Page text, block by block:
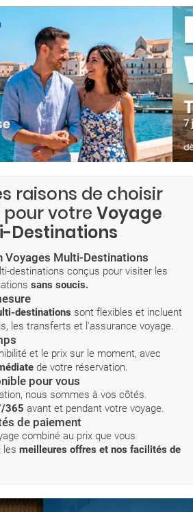
raisons de choisir
pour votre Voyage
Destinations
Voyages Multi-Destinations
destinations conçus pour visiter les
sans soucis.
destinations sont flexibles et incluent
les transferts et l'assurance voyage.
et le prix sur le moment, avec
de votre réservation.
pour vous
nous sommes à vos côtés.
365 avant et pendant votre voyage.
de paiement
combiné au prix que vous
les meilleures offres et nos facilités de